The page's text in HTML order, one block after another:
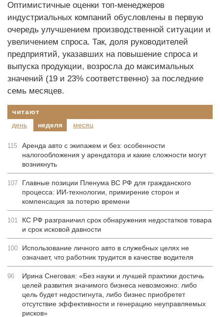
Оптимистичные оценки топ-менеджеров
индустриальных компаний обусловлены в первую
очередь улучшением производственной ситуации и
увеличением спроса. Так, доля руководителей
предприятий, указавших на повышение спроса и
выпуска продукции, возросла до максимальных
значений (19 и 23% соответственно) за последние
семь месяцев.
читают
день
неделя месяц
115
Аренда авто с экипажем и без: особенности
налогообложения у арендатора и какие сложности могут
возникнуть
107
Главные позиции Пленума ВС РФ для гражданского
процесса: ИИ-технологии, примирение сторон и
компенсация за потерю времени
101
КС РФ разграничил срок обнаружения недостатков товара
и срок исковой давности
100
Использование личного авто в служебных целях не
означает, что работник трудится в качестве водителя
96
Ирина Снеговая: «Без науки и лучшей практики достичь
целей развития значимого бизнеса невозможно: либо
цель будет недостигнута, либо бизнес приобретет
отсутствие эффективности и генерацию неуправляемых
рисков»